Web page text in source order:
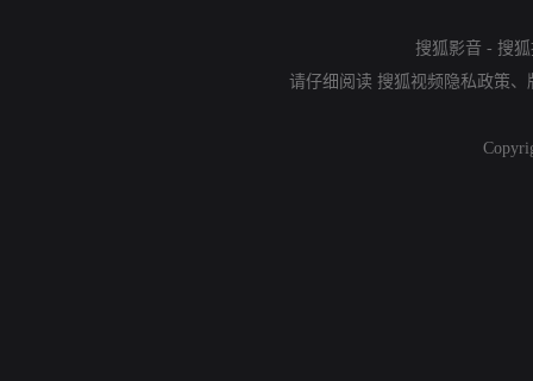
搜狐影音 - 搜
请仔细阅读 搜狐视频隐私政策、